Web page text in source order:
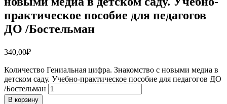
практическое пособие для педагогов
ДО /Бостельман
340,00₽
Количество Гениальная цифра. Знакомство с новыми медиа в
детском саду. Учебно-практическое пособие для педагогов ДО
/Бостельман
В корзину